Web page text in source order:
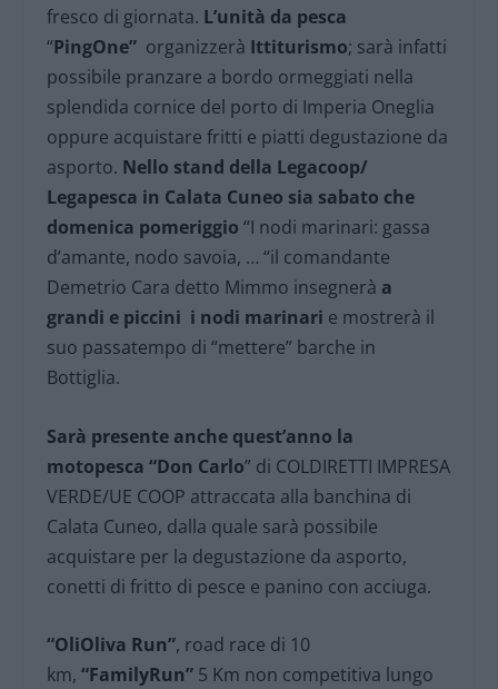
fresco di giornata. L’unità da pesca
“PingOne” organizzerà Ittiturismo; sarà infatti
possibile pranzare a bordo ormeggiati nella
splendida cornice del porto di Imperia Oneglia
oppure acquistare fritti e piatti degustazione da
asporto. Nello stand della Legacoop/
Legapesca in Calata Cuneo sia sabato che
domenica pomeriggio “I nodi marinari: gassa
d’amante, nodo savoia, … “il comandante
Demetrio Cara detto Mimmo insegnerà a
grandi e piccini i nodi marinari e mostrerà il
suo passatempo di “mettere” barche in
Bottiglia.
Sarà presente anche quest’anno la
motopesca “Don Carlo” di COLDIRETTI IMPRESA
VERDE/UE COOP attraccata alla banchina di
Calata Cuneo, dalla quale sarà possibile
acquistare per la degustazione da asporto,
conetti di fritto di pesce e panino con acciuga.
“OliOliva Run”, road race di 10
km,“FamilyRun” 5 Km non competitiva lungo